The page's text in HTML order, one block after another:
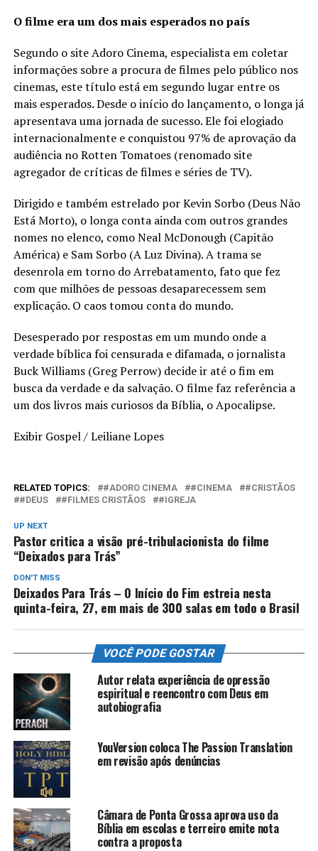
O filme era um dos mais esperados no país
Segundo o site Adoro Cinema, especialista em coletar
informações sobre a procura de filmes pelo público nos
cinemas, este título está em segundo lugar entre os
mais esperados. Desde o início do lançamento, o longa já
apresentava uma jornada de sucesso. Ele foi elogiado
internacionalmente e conquistou 97% de aprovação da
audiência no Rotten Tomatoes (renomado site
agregador de críticas de filmes e séries de TV).
Dirigido e também estrelado por Kevin Sorbo (Deus Não
Está Morto), o longa conta ainda com outros grandes
nomes no elenco, como Neal McDonough (Capitão
América) e Sam Sorbo (A Luz Divina). A trama se
desenrola em torno do Arrebatamento, fato que fez
com que milhões de pessoas desaparecessem sem
explicação. O caos tomou conta do mundo.
Desesperado por respostas em um mundo onde a
verdade bíblica foi censurada e difamada, o jornalista
Buck Williams (Greg Perrow) decide ir até o fim em
busca da verdade e da salvação. O filme faz referência a
um dos livros mais curiosos da Bíblia, o Apocalipse.
Exibir Gospel / Leiliane Lopes
RELATED TOPICS: #ADORO CINEMA #CINEMA
#CRISTÃOS
#DEUS
#FILMES CRISTÃOS #IGREJA
UP NEXT
Pastor critica a visão pré-tribulacionista do filme
“Deixados para Trás”
DON'T MISS
Deixados Para Trás – O Início do Fim estreia nesta
quinta-feira, 27, em mais de 300 salas em todo o Brasil
VOCÊ PODE GOSTAR
Autor relata experiência de opressão
espiritual e reencontro com Deus em
autobiografia
YouVersion coloca The Passion Translation
em revisão após denúncias
Câmara de Ponta Grossa aprova uso da
Bíblia em escolas e terreiro emite nota
contra a proposta